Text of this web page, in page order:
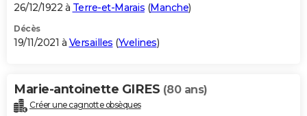
26/12/1922 à Terre-et-Marais (Manche)
Décès
19/11/2021 à Versailles (Yvelines)
Marie-antoinette GIRES (80 ans)
Créer une cagnotte obsèques